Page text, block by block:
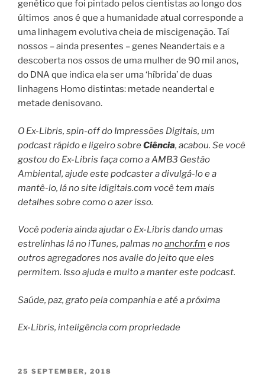
genético que foi pintado pelos cientistas ao longo dos
últimos anos é que a humanidade atual corresponde a
uma linhagem evolutiva cheia de miscigenação. Taí
nossos – ainda presentes – genes Neandertais e a
descoberta nos ossos de uma mulher de 90 mil anos,
do DNA que indica ela ser uma ‘híbrida’ de duas
linhagens Homo distintas: metade neandertal e
metade denisovano.
O Ex-Libris, spin-off do Impressões Digitais, um
podcast rápido e ligeiro sobreCiência, acabou. Se você
gostou do Ex-Libris faça como a AMB3 Gestão
Ambiental, ajude este podcaster a divulgá-lo e a
mantê-lo, lá no site idigitais.com você tem mais
detalhes sobre como o azer isso.
Você poderia ainda ajudar o Ex-Libris dando umas
estrelinhas lá no iTunes, palmas noanchor.fm e nos
outros agregadores nos avalie do jeito que eles
permitem. Isso ajuda e muito a manter este podcast.
Saúde, paz, grato pela companhia e até a próxima
Ex-Libris, inteligência com propriedade
POSTED
25 SEPTEMBER, 2018